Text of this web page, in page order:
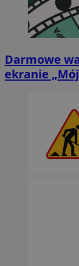
Darmowe
ekranie